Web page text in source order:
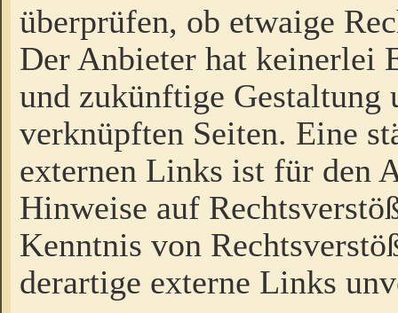
überprüfen, ob etwaige
Der Anbieter hat keinerlei
und zukünftige Gestaltung
verknüpften Seiten. Eine
externen Links ist für den
Hinweise auf
Kenntnis von
derartige externe Links